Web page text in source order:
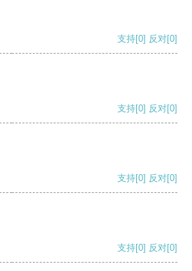
支持[0] 反对[0]
支持[0] 反对[0]
支持[0] 反对[0]
支持[0] 反对[0]